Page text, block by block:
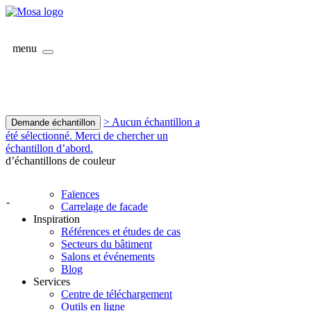
menu
Demande échantillon
> Aucun échantillon a
été sélectionné. Merci de chercher un
échantillon d’abord.
d’échantillons de couleur
-
Faïences
Carrelage de facade
Inspiration
Références et études de cas
Secteurs du bâtiment
Salons et événements
Blog
Services
Centre de téléchargement
Outils en ligne